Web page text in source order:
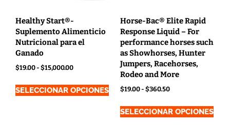
Healthy Start®-
Suplemento Alimenticio
Nutricional para el
Ganado
$19.00- $15,000.00
SELECCIONAR OPCIONES
Horse-Bac® Elite Rapid
Response Liquid – For
performance horses such
as Showhorses, Hunter
Jumpers, Racehorses,
Rodeo and More
$19.00- $360.50
SELECCIONAR OPCIONES